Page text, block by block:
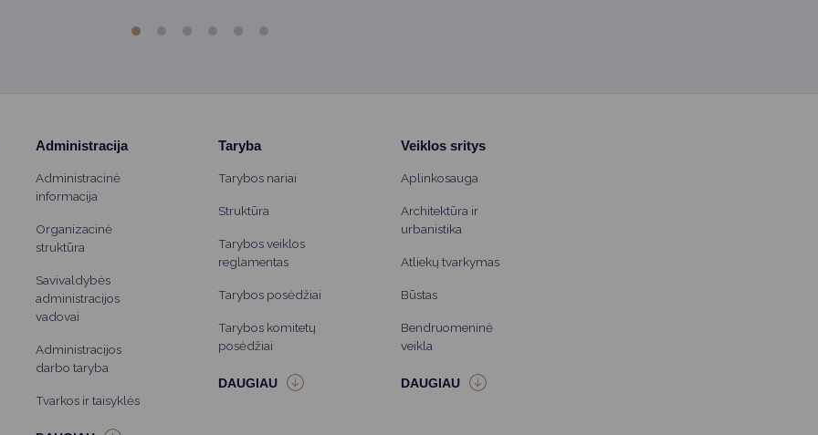
Administracija
Administracinė
informacija
Organizacinė
struktūra
Savivaldybės
administracijos
vadovai
Administracijos
darbo taryba
Tvarkos ir taisyklės
Taryba
Tarybos nariai
Struktūra
Tarybos veiklos
reglamentas
Tarybos posėdžiai
Tarybos komitetų
posėdžiai
Veiklos sritys
Aplinkosauga
Architektūra ir
urbanistika
Atliekų tvarkymas
Būstas
Bendruomeninė
veikla